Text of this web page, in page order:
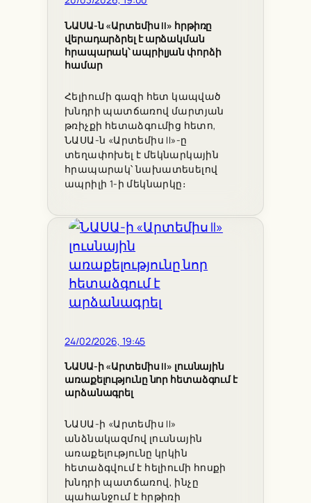
ՆԱՍԱ-ն «Արտեմիս II» հրթիռը
վերադարձրել է արձակման
հրապարակ՝ ապրիլյան փորձի
համար
Հելիումի գազի հետ կապված
խնդրի պատճառով մարտյան
թռիչքի հետաձգումից հետո,
ՆԱՍԱ-ն «Արտեմիս II»-ը
տեղափոխել է մեկնարկային
հրապարակ՝ նախատեսելով
ապրիլի 1-ի մեկնարկը։
24/02/2026, 19:45
ՆԱՍԱ-ի «Արտեմիս II» լուսնային
առաքելությունը նոր հետաձգում է
արձանագրել
ՆԱՍԱ-ի «Արտեմիս II»
անձնակազմով լուսնային
առաքելությունը կրկին
հետաձգվում է հելիումի հոսքի
խնդրի պատճառով, ինչը
պահանջում է հրթիռի